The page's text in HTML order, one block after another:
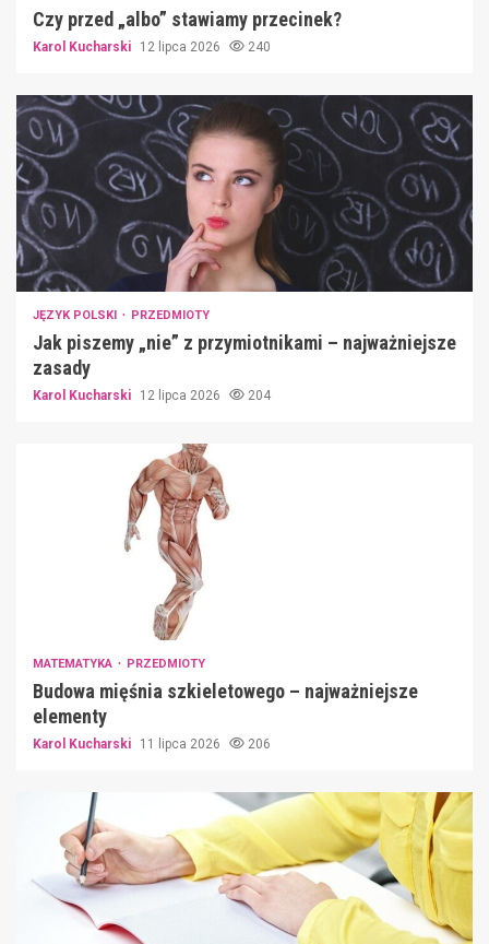
Czy przed „albo” stawiamy przecinek?
Karol Kucharski 12 lipca 2026 240
JĘZYK POLSKI PRZEDMIOTY
Jak piszemy „nie” z przymiotnikami – najważniejsze
zasady
Karol Kucharski 12 lipca 2026 204
MATEMATYKA PRZEDMIOTY
Budowa mięśnia szkieletowego – najważniejsze
elementy
Karol Kucharski 11 lipca 2026 206